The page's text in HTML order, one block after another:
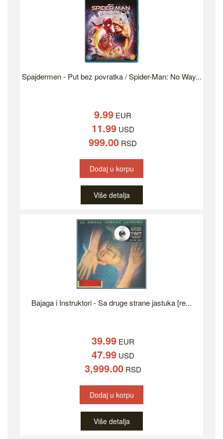
Spajdermen - Put bez povratka / Spider-Man: No Way...
9.99 EUR
11.99USD
999.00 RSD
Dodaj u korpu
Više detalja
Bajaga i Instruktori - Sa druge strane jastuka [re...
39.99EUR
47.99USD
3,999.00RSD
Dodaj u korpu
Više detalja